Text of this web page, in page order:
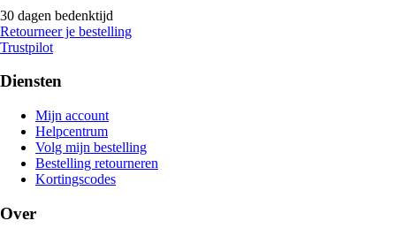
30 dagen bedenktijd
Retourneer je bestelling
Trustpilot
Diensten
Mijn account
Helpcentrum
Volg mijn bestelling
Bestelling retourneren
Kortingscodes
Over